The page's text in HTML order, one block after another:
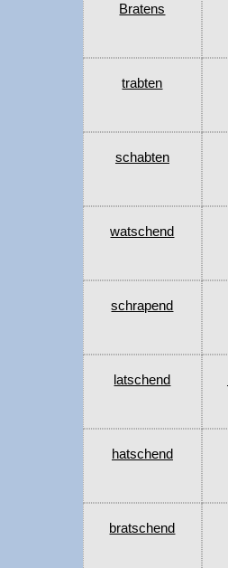
Bratens
trabten
schabten
watschend
schrapend
latschend
hatschend
bratschend